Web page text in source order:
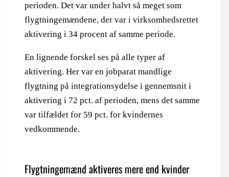
perioden. Det var under halvt så meget som
flygtningemændene, der var i virksomhedsrettet
aktivering i 34 procent af samme periode.
En lignende forskel ses på alle typer af
aktivering. Her var en jobparat mandlige
flygtning på integrationsydelse i gennemsnit i
aktivering i 72 pct. af perioden, mens det samme
var tilfældet for 59 pct. for kvindernes
vedkommende.
Flygtningemænd aktiveres mere end kvinder